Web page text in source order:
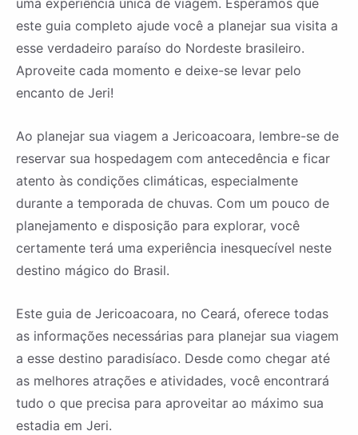
este guia completo ajude você a planejar sua visita a
esse verdadeiro paraíso do Nordeste brasileiro.
Aproveite cada momento e deixe-se levar pelo
encanto de Jeri!
Ao planejar sua viagem a Jericoacoara, lembre-se de
reservar sua hospedagem com antecedência e ficar
atento às condições climáticas, especialmente
durante a temporada de chuvas. Com um pouco de
planejamento e disposição para explorar, você
certamente terá uma experiência inesquecível neste
destino mágico do Brasil.
Este guia de Jericoacoara, no Ceará, oferece todas
as informações necessárias para planejar sua viagem
a esse destino paradisíaco. Desde como chegar até
as melhores atrações e atividades, você encontrará
tudo o que precisa para aproveitar ao máximo sua
estadia em Jeri.